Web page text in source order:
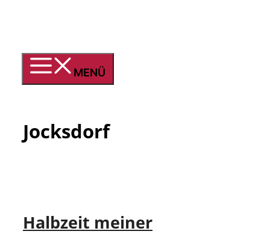
springen
MENÜ
Jocksdorf
Halbzeit meiner